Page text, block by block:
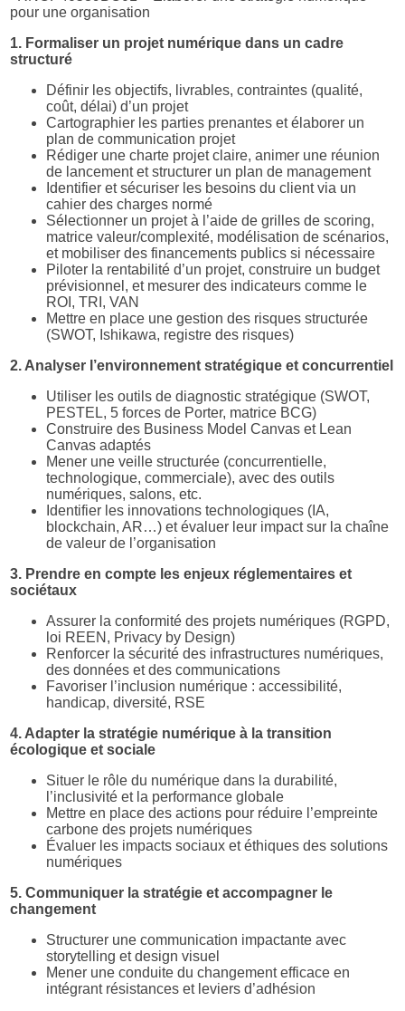
pour une organisation
1. Formaliser un projet numérique dans un cadre
structuré
Définir les objectifs, livrables, contraintes (qualité,
coût, délai) d’un projet
Cartographier les parties prenantes et élaborer un
plan de communication projet
Rédiger une charte projet claire, animer une réunion
de lancement et structurer un plan de management
Identifier et sécuriser les besoins du client via un
cahier des charges normé
Sélectionner un projet à l’aide de grilles de scoring,
matrice valeur/complexité, modélisation de scénarios,
et mobiliser des financements publics si nécessaire
Piloter la rentabilité d’un projet, construire un budget
prévisionnel, et mesurer des indicateurs comme le
ROI, TRI, VAN
Mettre en place une gestion des risques structurée
(SWOT, Ishikawa, registre des risques)
2. Analyser l’environnement stratégique et concurrentiel
Utiliser les outils de diagnostic stratégique (SWOT,
PESTEL, 5 forces de Porter, matrice BCG)
Construire des Business Model Canvas et Lean
Canvas adaptés
Mener une veille structurée (concurrentielle,
technologique, commerciale), avec des outils
numériques, salons, etc.
Identifier les innovations technologiques (IA,
blockchain, AR…) et évaluer leur impact sur la chaîne
de valeur de l’organisation
3. Prendre en compte les enjeux réglementaires et
sociétaux
Assurer la conformité des projets numériques (RGPD,
loi REEN, Privacy by Design)
Renforcer la sécurité des infrastructures numériques,
des données et des communications
Favoriser l’inclusion numérique : accessibilité,
handicap, diversité, RSE
4. Adapter la stratégie numérique à la transition
écologique et sociale
Situer le rôle du numérique dans la durabilité,
l’inclusivité et la performance globale
Mettre en place des actions pour réduire l’empreinte
carbone des projets numériques
Évaluer les impacts sociaux et éthiques des solutions
numériques
5. Communiquer la stratégie et accompagner le
changement
Structurer une communication impactante avec
storytelling et design visuel
Mener une conduite du changement efficace en
intégrant résistances et leviers d’adhésion